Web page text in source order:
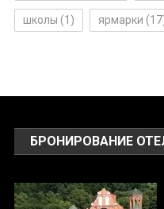
школы (1) ярмарки
БРОНИРОВАНИЕ